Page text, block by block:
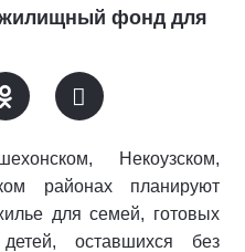
фонд для
Некоузском,
районах планируют
для семей, готовых
оставшихся без